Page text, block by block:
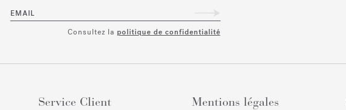
EMAIL
Consultez la politique de confidentialité
Service Client Mentions légales